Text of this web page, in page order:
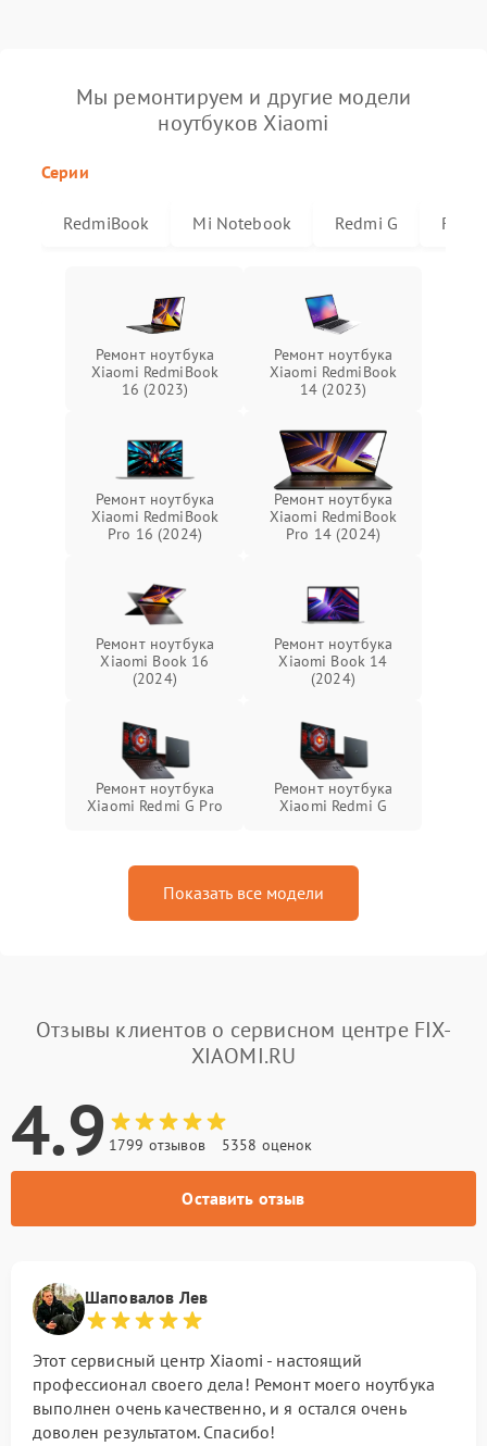
Мы ремонтируем и другие модели
ноутбуков Xiaomi
Серии
RedmiBook Mi Notebook Redmi G
Ремонт ноутбука
Xiaomi RedmiBook
16 (2023)
Ремонт ноутбука
Xiaomi RedmiBook
14 (2023)
Ремонт ноутбука
Xiaomi RedmiBook
Pro 16 (2024)
Ремонт ноутбука
Xiaomi RedmiBook
Pro 14 (2024)
Ремонт ноутбука
Xiaomi Book 16
(2024)
Ремонт ноутбука
Xiaomi Book 14
(2024)
Ремонт ноутбука
Xiaomi Redmi G Pro
Ремонт ноутбука
Xiaomi Redmi G
Показать все модели
Отзывы клиентов о сервисном центре FIX-
XIAOMI.RU
4.9 1799 отзывов 5358 оценок
Оставить отзыв
Шаповалов Лев
Этот сервисный центр Xiaomi - настоящий
профессионал своего дела! Ремонт моего ноутбука
выполнен очень качественно, и я остался очень
доволен результатом. Спасибо!